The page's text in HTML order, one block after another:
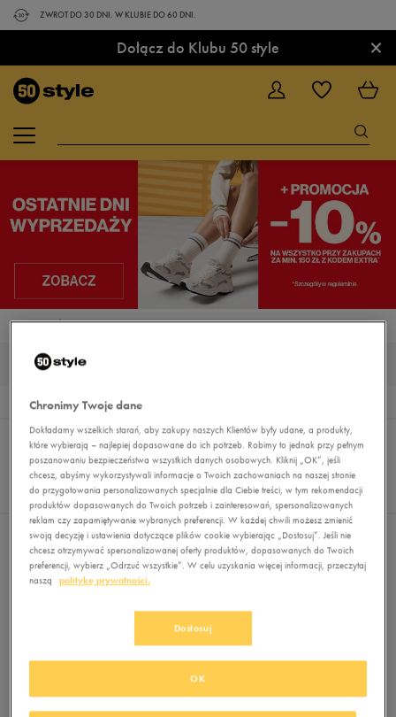
ZWROT DO 30 DNI. W KLUBIE DO 60 DNI.
Dołącz do Klubu 50 style ×
STRONA GŁÓWNA AKCESORIA SZALIKI I RĘKAWICZKI
0
Wyników
Sortuj:
REKOMENDOWANE
FILTRUJ (1)
Pokaż
60
z 0
Wybrane filtry: RĘKAWICZKI Wyczyść filtry
Chronimy Twoje dane
Dokładamy wszelkich starań, aby zakupy naszych Klientów były udane, a produkty,
które wybierają – najlepiej dopasowane do ich potrzeb. Robimy to jednak przy pełnym
poszanowaniu bezpieczeństwa wszystkich danych osobowych. Kliknij „OK”, jeśli
chcesz, abyśmy wykorzystywali informacje o Twoich zachowaniach na naszej stronie
do przygotowania personalizowanych specjalnie dla Ciebie treści, w tym rekomendacji
produktów dopasowanych do Twoich potrzeb i zainteresowań, spersonalizowanych
reklam czy zapamiętywanie wybranych preferencji. W każdej chwili możesz zmienić
swoją decyzję i ustawienia dotyczące plików cookie wybierając „Dostosuj”. Jeśli nie
chcesz otrzymywać spersonalizowanej oferty produktów, dopasowanych do Twoich
preferencji, wybierz „Odrzuć wszystkie”. W celu uzyskania więcej informacji, przeczytaj
naszą
politykę prywatności.
Dostosuj
OK